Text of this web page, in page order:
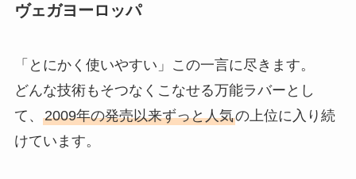
ヴェガヨーロッパ
「とにかく使いやすい」この一言に尽きます。
どんな技術もそつなくこなせる万能ラバーとし
て、 2009年の発売以来ずっと人気の上位に入り続
けています。